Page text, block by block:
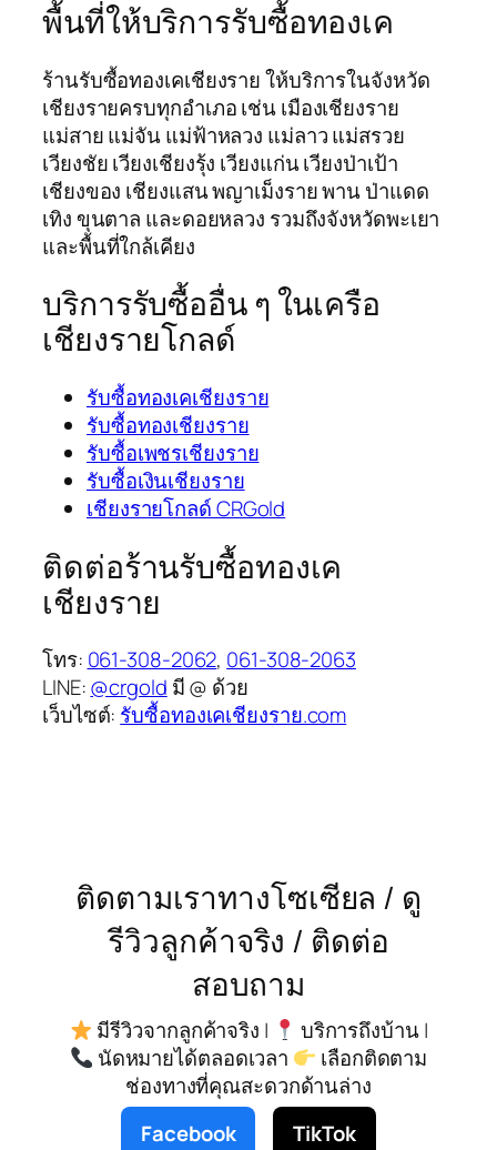
พื้นที่ให้บริการรับซื้อทองเค
ร้านรับซื้อทองเคเชียงราย ให้บริการในจังหวัด
เชียงรายครบทุกอำเภอ เช่น เมืองเชียงราย
แม่สาย แม่จัน แม่ฟ้าหลวง แม่ลาว แม่สรวย
เวียงชัย เวียงเชียงรุ้ง เวียงแก่น เวียงป่าเป้า
เชียงของ เชียงแสน พญาเม็งราย พาน ป่าแดด
เทิง ขุนตาล และดอยหลวง รวมถึงจังหวัดพะเยา
และพื้นที่ใกล้เคียง
บริการรับซื้ออื่น ๆ ในเครือ
เชียงรายโกลด์
รับซื้อทองเคเชียงราย
รับซื้อทองเชียงราย
รับซื้อเพชรเชียงราย
รับซื้อเงินเชียงราย
เชียงรายโกลด์ CRGold
ติดต่อร้านรับซื้อทองเค
เชียงราย
โทร: 061-308-2062, 061-308-2063
LINE:@crgold มี @ ด้วย
เว็บไซต์: รับซื้อทองเคเชียงราย.com
ติดตามเราทางโซเซียล / ดู
รีวิวลูกค้าจริง / ติดต่อ
สอบถาม
มีรีวิวจากลูกค้าจริง |
บริการถึงบ้าน |
นัดหมายได้ตลอดเวลา
เลือกติดตาม
ช่องทางที่คุณสะดวกด้านล่าง
Facebook
TikTok